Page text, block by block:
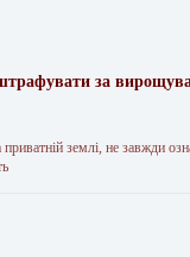
за
землі, не завжди